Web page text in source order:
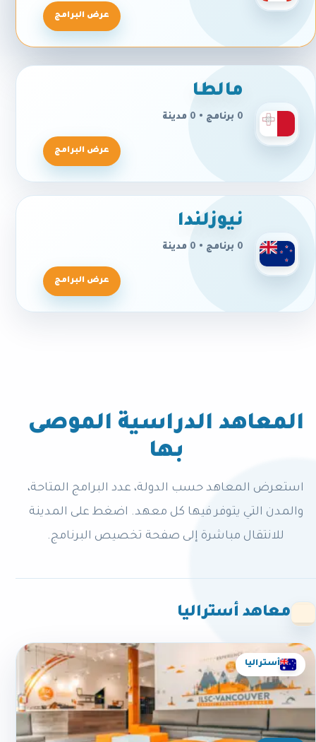
عرض البرامج
مالطا
0 برنامج • 0 مدينة
عرض البرامج
نيوزلندا
0 برنامج • 0 مدينة
عرض البرامج
المعاهد الدراسية الموصى
بها
استعرض المعاهد حسب الدولة، عدد البرامج المتاحة،
والمدن التي يتوفر فيها كل معهد. اضغط على المدينة
للانتقال مباشرة إلى صفحة تخصيص البرنامج.
معاهد أستراليا
أستراليا